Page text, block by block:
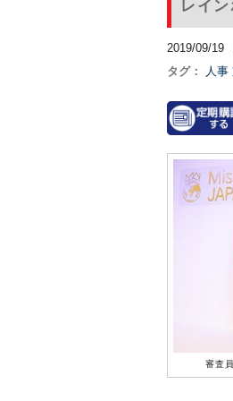
レイ
2019/09/19
タグ：
人事
審査